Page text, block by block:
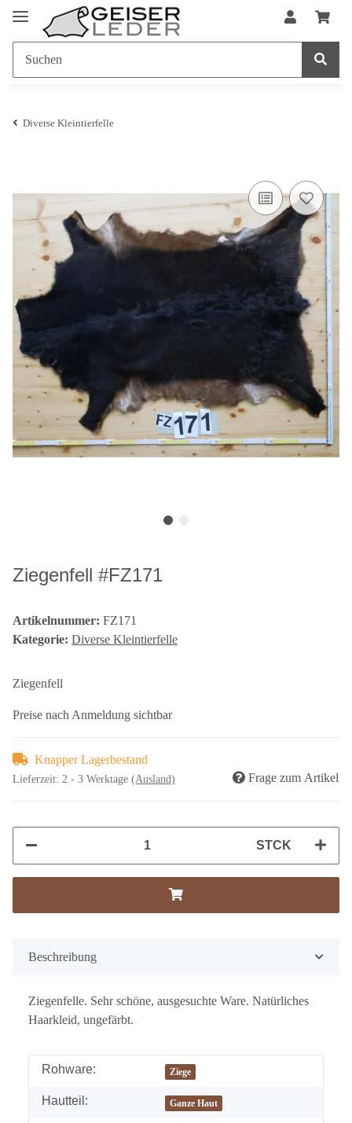
Diverse Kleintierfelle
Ziegenfell #FZ171
Artikelnummer: FZ171
Kategorie: Diverse Kleintierfelle
Ziegenfell
Preise nach Anmeldung sichtbar
Knapper Lagerbestand
Lieferzeit: 2 - 3 Werktage (Ausland) Frage zum Artikel
STCK
Beschreibung
Ziegenfelle. Sehr schöne, ausgesuchte Ware. Natürliches
Haarkleid, ungefärbt.
Rohware: Ziege
Hautteil: Ganze Haut